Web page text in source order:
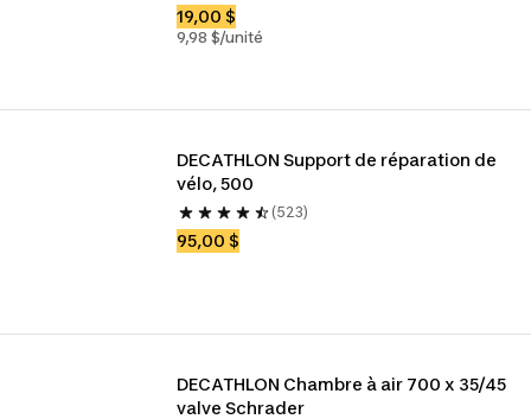
19,00 $
9,98 $/unité
DECATHLON Support de réparation de
vélo, 500
(523)
95,00 $
DECATHLON Chambre à air 700 x 35/45
valve Schrader